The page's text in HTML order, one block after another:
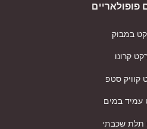
פופולאריים
במבוק
קרונו
קוויק סטפ
עמיד במים
תלת שכבתי